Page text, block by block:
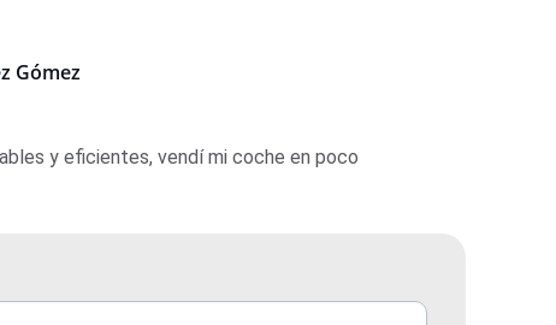
Gómez
y eficientes, vendí mi coche en poco